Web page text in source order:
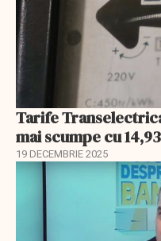
Tarife
mai scumpe cu
19 DECEMBRIE 2025